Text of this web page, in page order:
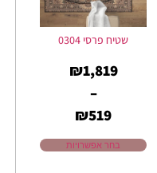
שטיח פרסי 0304
₪519
–
₪1,819
בחר אפשרויות